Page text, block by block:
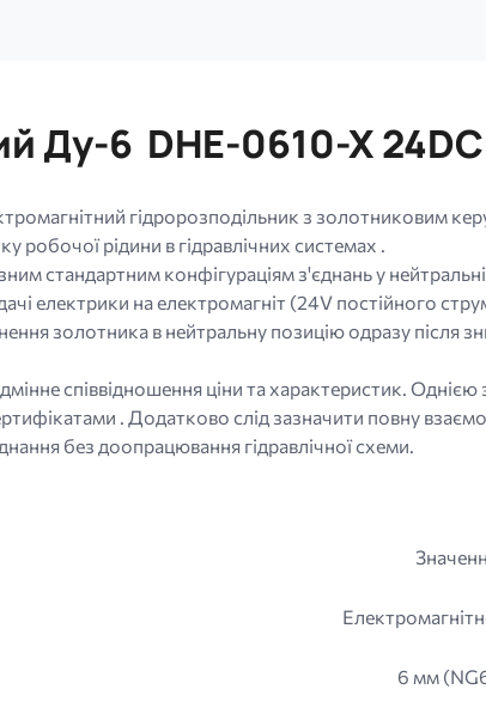
Ду-6 DHE-0610-X
гідророзподільник з золотниковим
робочої рідини в гідравлічних системах .
стандартним конфігураціям з'єднань у
електрики на електромагніт (24V постійного
золотника в нейтральну позицію одразу після
співвідношення ціни та характеристик.
. Додатково слід зазначити повну
без доопрацювання гідравлічної схеми.
6 мм